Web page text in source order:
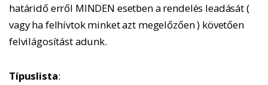
határidő erről MINDEN esetben a rendelés leadását (
vagy ha felhívtok minket azt megelőzően ) követően
felvilágosítást adunk.
Típuslista: